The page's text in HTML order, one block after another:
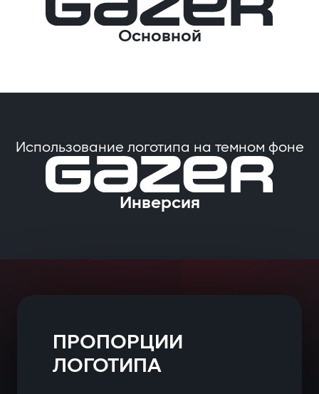
Основной
Использование логотипа на темном фоне
Инверсия
ПРОПОРЦИИ
ЛОГОТИПА